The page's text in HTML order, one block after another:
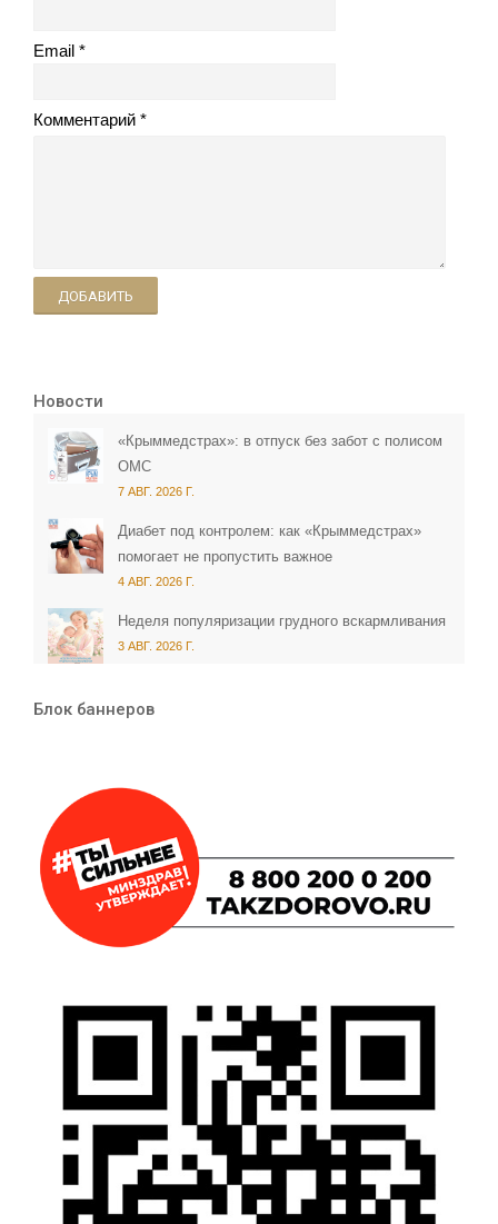
Email
Комментарий
ДОБАВИТЬ
Новости
«Крыммедстрах»: в отпуск без забот с полисом
ОМС
7 АВГ. 2026 Г.
Диабет под контролем: как «Крыммедстрах»
помогает не пропустить важное
4 АВГ. 2026 Г.
Неделя популяризации грудного вскармливания
3 АВГ. 2026 Г.
Блок баннеров